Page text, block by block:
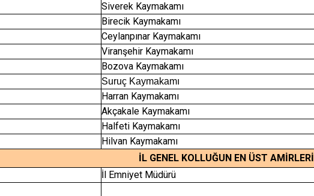
Siverek Kaymakamı
Birecik Kaymakamı
Ceylanpınar Kaymakamı
Viranşehir Kaymakamı
Bozova Kaymakamı
Suruç Kaymakamı
Harran Kaymakamı
Akçakale Kaymakamı
Halfeti Kaymakamı
Hilvan Kaymakamı
İL GENEL KOLLUĞUN EN ÜST AMİRLERİ
İl Emniyet Müdürü